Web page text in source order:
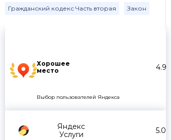
Хорошее
место
4.9
Выбор пользователей Яндекса
Яндекс
Услуги
5.0
Гражданский кодекс Часть вторая Закон